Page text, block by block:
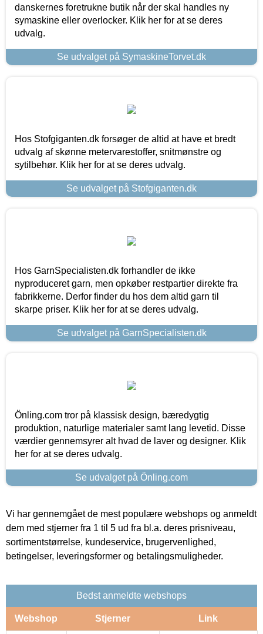
danskernes foretrukne butik når der skal handles ny
symaskine eller overlocker. Klik her for at se deres
udvalg.
Se udvalget på SymaskineTorvet.dk
Hos Stofgiganten.dk forsøger de altid at have et bredt
udvalg af skønne metervarestoffer, snitmønstre og
sytilbehør. Klik her for at se deres udvalg.
Se udvalget på Stofgiganten.dk
Hos GarnSpecialisten.dk forhandler de ikke
nyproduceret garn, men opkøber restpartier direkte fra
fabrikkerne. Derfor finder du hos dem altid garn til
skarpe priser. Klik her for at se deres udvalg.
Se udvalget på GarnSpecialisten.dk
Önling.com tror på klassisk design, bæredygtig
produktion, naturlige materialer samt lang levetid. Disse
værdier gennemsyrer alt hvad de laver og designer. Klik
her for at se deres udvalg.
Se udvalget på Önling.com
Vi har gennemgået de mest populære webshops og anmeldt
dem med stjerner fra 1 til 5 ud fra bl.a. deres prisniveau,
sortimentstørrelse, kundeservice, brugervenlighed,
betingelser, leveringsformer og betalingsmuligheder.
Bedst anmeldte webshops
Webshop Stjerner Link